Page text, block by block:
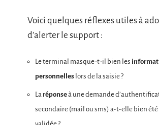
Voici quelques réflexes utiles à
d’alerter le support :
Le terminal masque-t-il bien les
personnelles lors de la saisie ?
La réponseà une demande
secondaire (mail ou sms) a-t-elle bien été